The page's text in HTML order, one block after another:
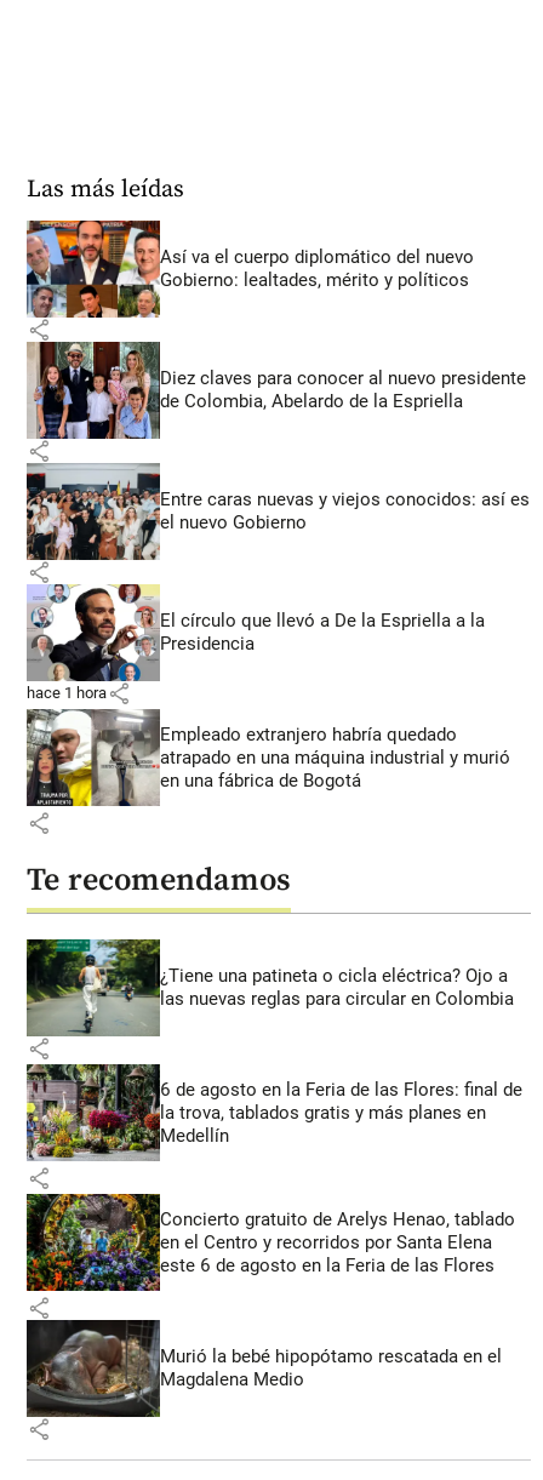
Las más leídas
Así va el cuerpo diplomático del nuevo
Gobierno: lealtades, mérito y políticos
share
Diez claves para conocer al nuevo presidente
de Colombia, Abelardo de la Espriella
share
Entre caras nuevas y viejos conocidos: así es
el nuevo Gobierno
share
El círculo que llevó a De la Espriella a la
Presidencia
hace 1 hora share
Empleado extranjero habría quedado
atrapado en una máquina industrial y murió
en una fábrica de Bogotá
share
Te recomendamos
¿Tiene una patineta o cicla eléctrica? Ojo a
las nuevas reglas para circular en Colombia
share
6 de agosto en la Feria de las Flores: final de
la trova, tablados gratis y más planes en
Medellín
share
Concierto gratuito de Arelys Henao, tablado
en el Centro y recorridos por Santa Elena
este 6 de agosto en la Feria de las Flores
share
Murió la bebé hipopótamo rescatada en el
Magdalena Medio
share